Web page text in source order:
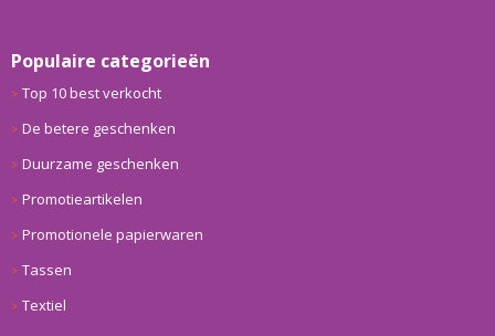
Populaire categorieën
Top 10 best verkocht
De betere geschenken
Duurzame geschenken
Promotieartikelen
Promotionele papierwaren
Tassen
Textiel